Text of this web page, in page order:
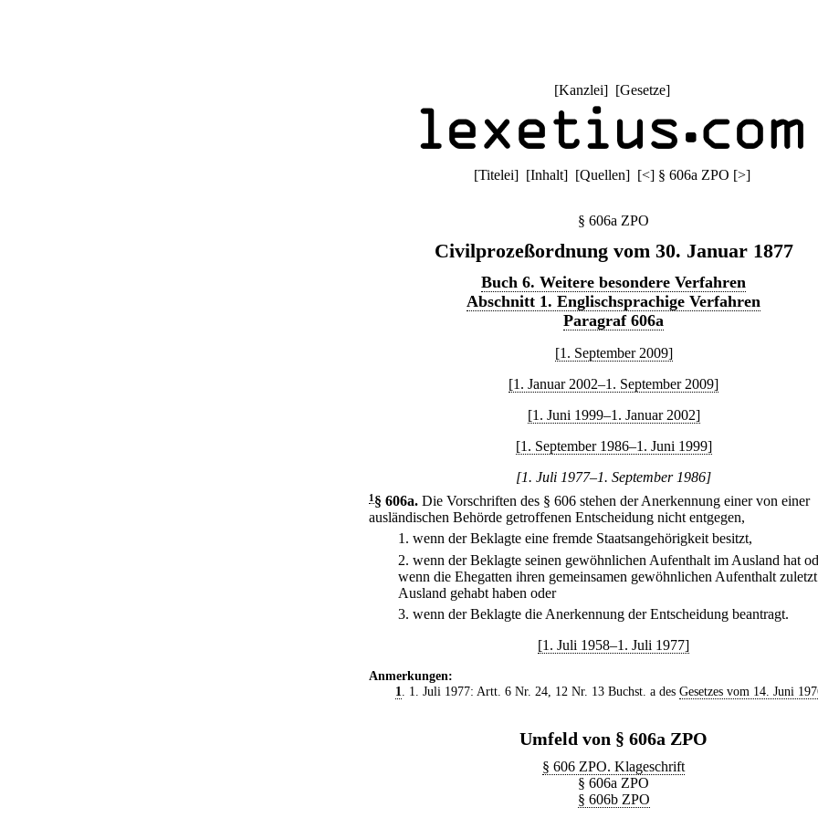
[Kanzlei] [Gesetze]
[Titelei] [Inhalt] [Quellen] [<] § 606a ZPO [>]
§ 606a ZPO
Civilprozeßordnung vom 30. Januar 1877
Buch 6. Weitere besondere Verfahren
Abschnitt 1. Englischsprachige Verfahren
Paragraf 606a
[1. September 2009]
[1. Januar 2002–1. September 2009]
[1. Juni 1999–1. Januar 2002]
[1. September 1986–1. Juni 1999]
[1. Juli 1977–1. September 1986]
1 § 606a. Die Vorschriften des § 606 stehen der Anerkennung einer von einer
ausländischen Behörde getroffenen Entscheidung nicht entgegen,
1. wenn der Beklagte eine fremde Staatsangehörigkeit besitzt,
2. wenn der Beklagte seinen gewöhnlichen Aufenthalt im Ausland hat
wenn die Ehegatten ihren gemeinsamen gewöhnlichen Aufenthalt
Ausland gehabt haben oder
3. wenn der Beklagte die Anerkennung der Entscheidung beantragt.
[1. Juli 1958–1. Juli 1977]
Anmerkungen:
1
. 1. Juli 1977: Artt. 6 Nr. 24, 12 Nr. 13 Buchst. a des Gesetzes vom 14. Juni
Umfeld von § 606a ZPO
§ 606 ZPO. Klageschrift
§ 606a ZPO
§ 606b ZPO